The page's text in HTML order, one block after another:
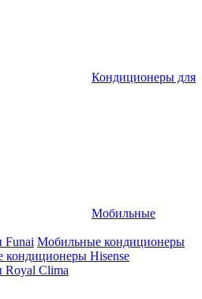
Кондиционеры для
Мобильные
Funai Мобильные кондиционеры
Hisense
Clima